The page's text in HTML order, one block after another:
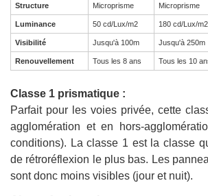
Structure Microprisme Microprisme
Luminance 50 cd/Lux/m2 180 cd/Lux/m2
Visibilité Jusqu'à 100m Jusqu'à 250m
Renouvellement Tous les 8 ans Tous les 10
Classe 1 prismatique :
Parfait pour les voies privée, cette
agglomération et en hors-
conditions). La classe 1 est la classe
de rétroréflexion le plus bas. Les
sont donc moins visibles (jour et nuit).